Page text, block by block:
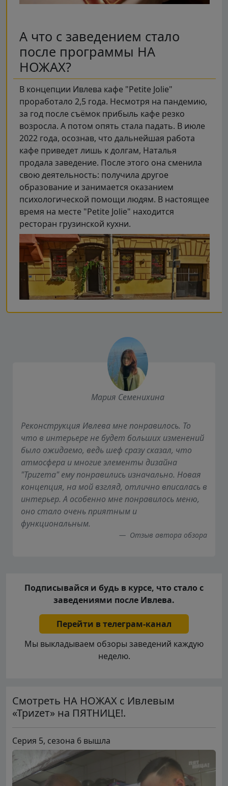
А что с заведением стало
после программы НА
НОЖАХ?
В концепции Ивлева кафе "Petite Jolie"
проработало 2,5 года. Несмотря на пандемию,
за год после съёмок прибыль кафе резко
возросла. А потом опять стала падать. В июле
2022 года, осознав, что дальнейшая работа
кафе приведет лишь к долгам, Наталья
продала заведение. После этого она сменила
свою деятельность: получила другое
образование и занимается оказанием
психологической помощи людям. В настоящее
время на месте "Petite Jolie" находится
ресторан грузинской кухни.
Мария Семенихина
Реконструкция Ивлева мне понравилось. То
что в интерьере не будет больших изменений
было ожидаемо, ведь шеф сразу сказал, что
атмосфера и многие элементы дизайна
"Триzета" ему понравились изначально. Новая
концепция, на мой взгляд, отлично вписалась в
интерьер. А особенно мне понравилось меню,
оно стало очень приятным и
функциональным.
Отзыв автора обзора
Подписывайся и будь в курсе, что стало с
заведениями после Ивлева.
Перейти в телеграм-канал
Мы выкладываем обзоры заведений каждую
неделю.
Смотреть НА НОЖАХ с Ивлевым
«Триzет» на ПЯТНИЦЕ!.
Серия 5, сезона 6 вышла